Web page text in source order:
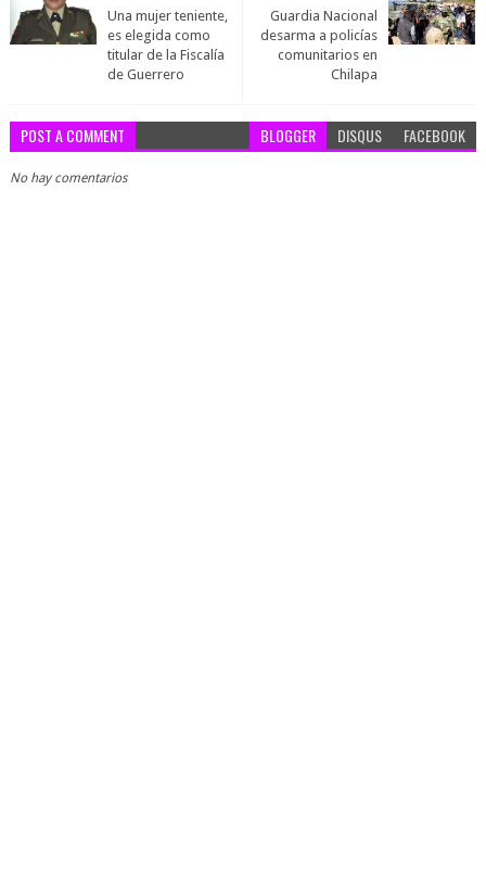
Guardia Nacional
desarma a policías
comunitarios en
Chilapa
Una mujer teniente,
es elegida como
titular de la Fiscalía
de Guerrero
POST A COMMENT BLOGGER DISQUS FACEBOOK
No hay comentarios